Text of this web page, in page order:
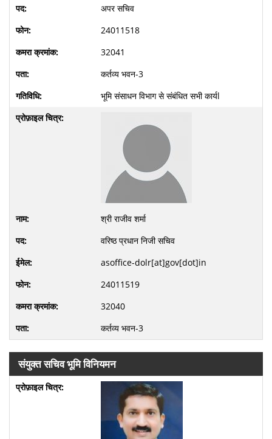
अपर सचिव
24011518
32041
कर्तव्य भवन-3
भूमि संसाधन विभाग से संबंधित सभी कार्यl
श्री राजीव शर्मा
वरिष्ठ प्रधान निजी सचिव
asoffice-dolr[at]gov[dot]in
24011519
32040
कर्तव्य भवन-3
संयुक्त सचिव भूमि विनियमन